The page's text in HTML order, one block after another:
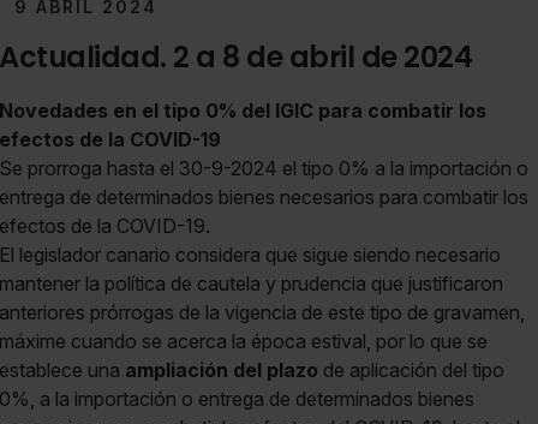
9 ABRIL 2024
Actualidad. 2 a 8 de abril de 2024
Novedades en el tipo 0% del IGIC para combatir los
efectos de la COVID-19
Se prorroga hasta el 30-9-2024 el tipo 0% a la importación o
entrega de determinados bienes necesarios para combatir los
efectos de la COVID-19.
El legislador canario considera que sigue siendo necesario
mantener la política de cautela y prudencia que justificaron
anteriores prórrogas de la vigencia de este tipo de gravamen,
máxime cuando se acerca la época estival, por lo que se
establece una ampliación del plazo de aplicación del tipo
0%, a la importación o entrega de determinados bienes